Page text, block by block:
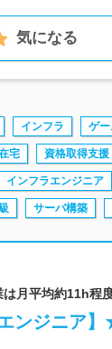
気になる
インフラ ゲ
宅 資格取得支援
インフラエンジニア
サーバ構築
月平均約11h程
ンジニア